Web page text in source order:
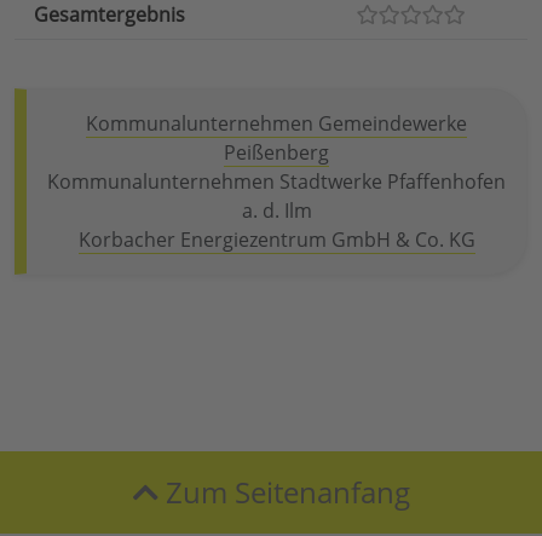
Gesamtergebnis
Kommunalunternehmen Gemeindewerke
Peißenberg
Kommunalunternehmen Stadtwerke Pfaffenhofen
a. d. Ilm
Korbacher Energiezentrum GmbH & Co. KG
Zum Seitenanfang